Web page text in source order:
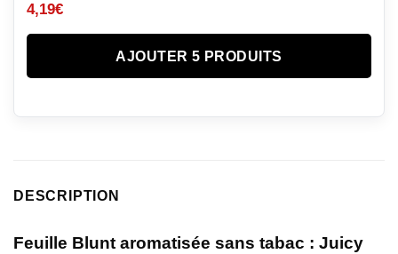
4,19€
AJOUTER 5 PRODUITS
DESCRIPTION
Feuille Blunt aromatisée sans tabac : Juicy